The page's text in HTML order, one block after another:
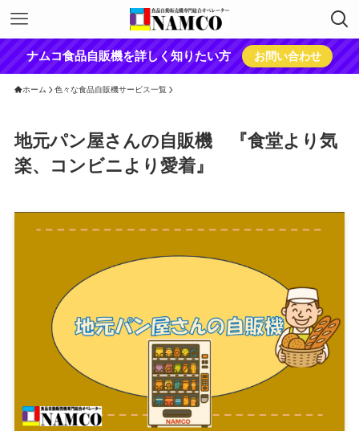
ナムコ食品自販機を詳しく知りたい方 お問い合わせ
ホーム 色々な食品自販機サービス一覧
地元パン屋さんの自販機 『食堂より気
楽、コンビニより愛着』